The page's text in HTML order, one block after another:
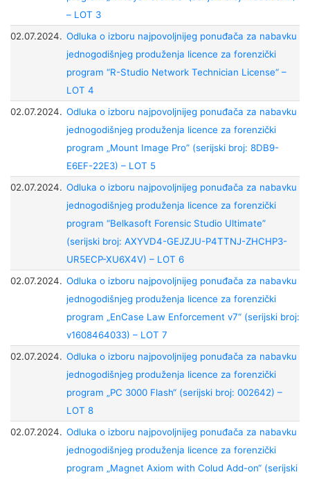
– LOT 3
02.07.2024. Odluka o izboru najpovoljnijeg ponuđača za nabavku
jednogodišnjeg produženja licence za forenzički
program “R-Studio Network Technician License“ –
LOT 4
02.07.2024. Odluka o izboru najpovoljnijeg ponuđača za nabavku
jednogodišnjeg produženja licence za forenzički
program „Mount Image Pro” (serijski broj: 8DB9-
E6EF-22E3) – LOT 5
02.07.2024. Odluka o izboru najpovoljnijeg ponuđača za nabavku
jednogodišnjeg produženja licence za forenzički
program “Belkasoft Forensic Studio Ultimate”
(serijski broj: AXYVD4-GEJZJU-P4TTNJ-ZHCHP3-
UR5ECP-XU6X4V) – LOT 6
02.07.2024. Odluka o izboru najpovoljnijeg ponuđača za nabavku
jednogodišnjeg produženja licence za forenzički
program „EnCase Law Enforcement v7“ (serijski broj:
v1608464033) – LOT 7
02.07.2024. Odluka o izboru najpovoljnijeg ponuđača za nabavku
jednogodišnjeg produženja licence za forenzički
program „PC 3000 Flash“ (serijski broj: 002642) –
LOT 8
02.07.2024. Odluka o izboru najpovoljnijeg ponuđača za nabavku
jednogodišnjeg produženja licence za forenzički
program „Magnet Axiom with Colud Add-on“ (serijski